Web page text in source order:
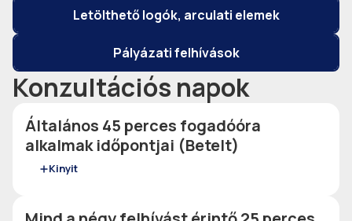
Letölthető logók, arculati elemek
Pályázati felhívások
Konzultációs napok
Általános 45 perces fogadóóra
alkalmak időpontjai (Betelt)
Kinyit